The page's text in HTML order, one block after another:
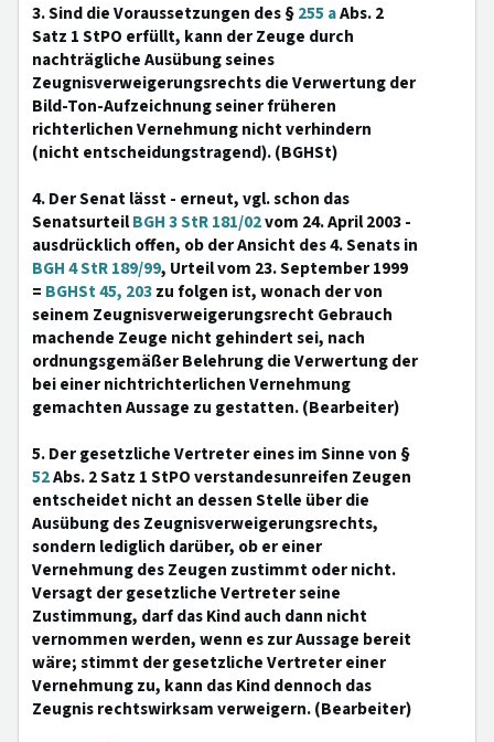
3. Sind die Voraussetzungen des §255 aAbs. 2
Satz 1 StPO erfüllt, kann der Zeuge durch
nachträgliche Ausübung seines
Zeugnisverweigerungsrechts die Verwertung der
Bild-Ton-Aufzeichnung seiner früheren
richterlichen Vernehmung nicht verhindern
(nicht entscheidungstragend). (BGHSt)
4. Der Senat lässt - erneut, vgl. schon das
SenatsurteilBGH 3 StR 181/02vom 24. April 2003 -
ausdrücklich offen, ob der Ansicht des 4. Senats in
BGH 4 StR 189/99, Urteil vom 23. September 1999
= BGHSt 45, 203zu folgen ist, wonach der von
seinem Zeugnisverweigerungsrecht Gebrauch
machende Zeuge nicht gehindert sei, nach
ordnungsgemäßer Belehrung die Verwertung der
bei einer nichtrichterlichen Vernehmung
gemachten Aussage zu gestatten. (Bearbeiter)
5. Der gesetzliche Vertreter eines im Sinne von §
52Abs. 2 Satz 1 StPO verstandesunreifen Zeugen
entscheidet nicht an dessen Stelle über die
Ausübung des Zeugnisverweigerungsrechts,
sondern lediglich darüber, ob er einer
Vernehmung des Zeugen zustimmt oder nicht.
Versagt der gesetzliche Vertreter seine
Zustimmung, darf das Kind auch dann nicht
vernommen werden, wenn es zur Aussage bereit
wäre; stimmt der gesetzliche Vertreter einer
Vernehmung zu, kann das Kind dennoch das
Zeugnis rechtswirksam verweigern. (Bearbeiter)